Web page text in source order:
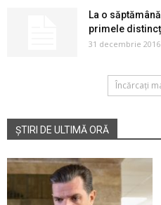
La o
primele
31 decembrie 2016
Încărcați
ȘTIRI DE ULTIMĂ ORĂ